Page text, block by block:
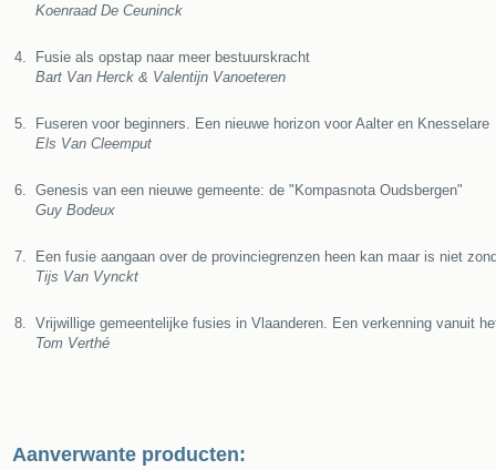
Koenraad De Ceuninck
4.
Fusie als opstap naar meer bestuurskracht
Bart Van Herck & Valentijn Vanoeteren
5.
Fuseren voor beginners. Een nieuwe horizon voor Aalter en Knesselare
Els Van Cleemput
6. Genesis van een nieuwe gemeente: de "Kompasnota Oudsbergen"
Guy Bodeux
7.
Een fusie aangaan over de provinciegrenzen heen kan maar is niet
Tijs Van Vynckt
8. Vrijwillige gemeentelijke fusies in Vlaanderen. Een verkenning vanuit
Tom Verthé
Aanverwante producten: